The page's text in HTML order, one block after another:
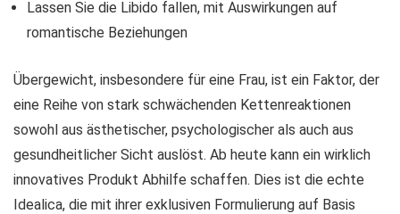
Lassen Sie die Libido fallen, mit Auswirkungen auf
romantische Beziehungen
Übergewicht, insbesondere für eine Frau, ist ein Faktor, der
eine Reihe von stark schwächenden Kettenreaktionen
sowohl aus ästhetischer, psychologischer als auch aus
gesundheitlicher Sicht auslöst. Ab heute kann ein wirklich
innovatives Produkt Abhilfe schaffen. Dies ist die echte
Idealica, die mit ihrer exklusiven Formulierung auf Basis